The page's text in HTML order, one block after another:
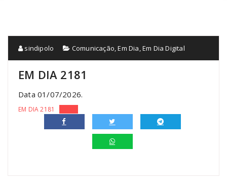
sindipolo Comunicação ,Em Dia ,Em Dia Digital
EM DIA 2181
Data 01/07/2026.
EM DIA 2181